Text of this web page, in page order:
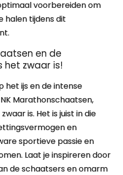
voorbereiden om
halen tijdens dit
en de
zwaar is!
het ijs en de intense
Marathonschaatsen,
is. Het is juist in die
en
sportieve passie en
Laat je inspireren door
de schaatsers en omarm